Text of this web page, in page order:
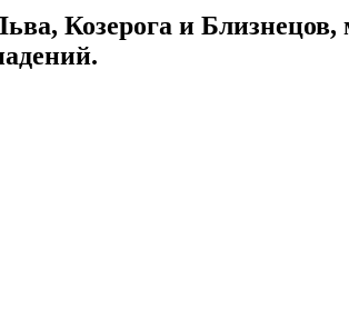
Козерога и Близнецов,